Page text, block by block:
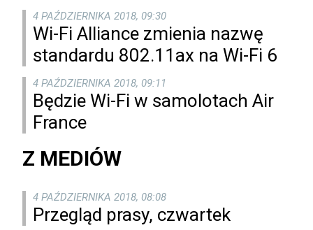
4 PAŹDZIERNIKA 2018, 09:30
Wi-Fi Alliance zmienia nazwę
standardu 802.11ax na Wi-Fi 6
4 PAŹDZIERNIKA 2018, 09:11
Będzie Wi-Fi w samolotach Air
France
Z MEDIÓW
4 PAŹDZIERNIKA 2018, 08:08
Przegląd prasy, czwartek